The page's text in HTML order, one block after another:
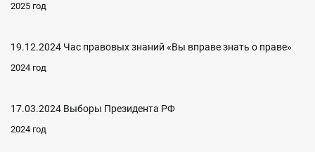
2025 год
19.12.2024 Час правовых знаний «Вы вправе знать о праве»
2024 год
17.03.2024 Выборы Президента РФ
2024 год